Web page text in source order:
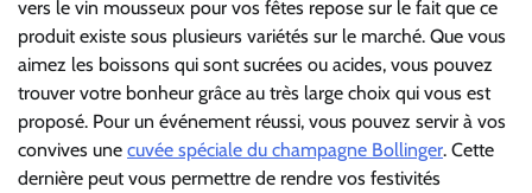
vers le vin mousseux pour vos fêtes repose sur le fait que ce
produit existe sous plusieurs variétés sur le marché. Que vous
aimez les boissons qui sont sucrées ou acides, vous pouvez
trouver votre bonheur grâce au très large choix qui vous est
proposé. Pour un événement réussi, vous pouvez servir à vos
convives une cuvée spéciale du champagne Bollinger. Cette
dernière peut vous permettre de rendre vos festivités